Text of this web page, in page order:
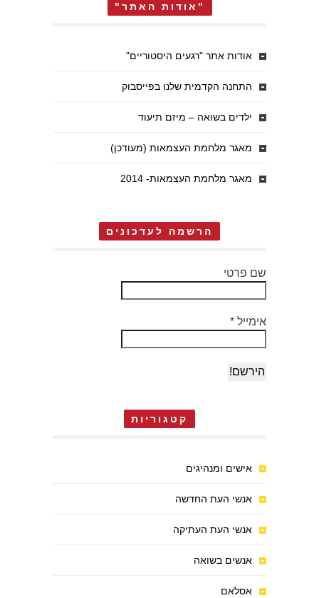
"אודות האתר"
אודות אתר "רגעים היסטוריים"
התחנה הקדמית שלנו בפייסבוק
ילדים בשואה – מיזם תיעוד
מאגר מלחמת העצמאות (מעודכן)
מאגר מלחמת העצמאות- 2014
הרשמה לעדכונים
שם פרטי
אימייל *
קטגוריות
אישים ומנהיגים
אנשי העת החדשה
אנשי העת העתיקה
אנשים בשואה
אסלאם